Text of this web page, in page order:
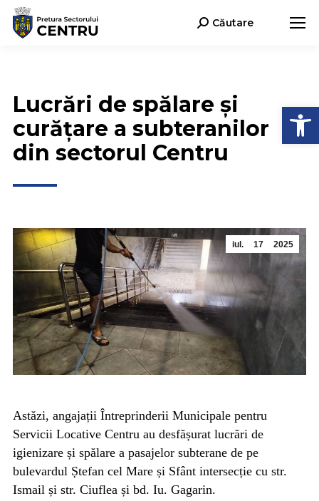
Search:Căutare
Lucrări de spălare și
curățare a subteranilor
din sectorul Centru
iul. 17 2025
Astăzi, angajații Întreprinderii Municipale pentru
Servicii Locative Centru au desfășurat lucrări de
igienizare și spălare a pasajelor subterane de pe
bulevardul Ștefan cel Mare și Sfânt intersecție cu str.
Ismail și str. Ciuflea și bd. Iu. Gagarin.